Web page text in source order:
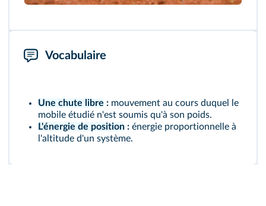
Vocabulaire
Une chute libre : mouvement au cours duquel le
mobile étudié n'est soumis qu'à son poids.
L'énergie de position : énergie proportionnelle à
l'altitude d'un système.